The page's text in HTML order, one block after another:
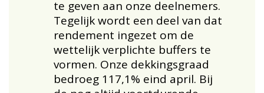
te geven aan onze deelnemers.
Tegelijk wordt een deel van dat
rendement ingezet om de
wettelijk verplichte buffers te
vormen. Onze dekkingsgraad
bedroeg 117,1% eind april. Bij